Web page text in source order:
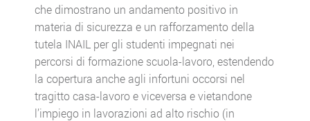
che dimostrano un andamento positivo in
materia di sicurezza e un rafforzamento della
tutela INAIL per gli studenti impegnati nei
percorsi di formazione scuola-lavoro, estendendo
la copertura anche agli infortuni occorsi nel
tragitto casa-lavoro e viceversa e vietandone
l’impiego in lavorazioni ad alto rischio (in